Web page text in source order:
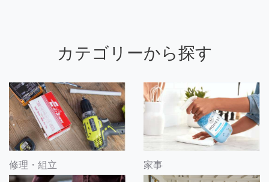
カテゴリーから探す
修理・組立 家事